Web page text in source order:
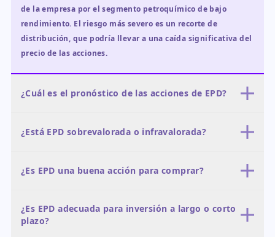
de la empresa por el segmento petroquímico de bajo
rendimiento. El riesgo más severo es un recorte de
distribución, que podría llevar a una caída significativa del
precio de las acciones.
¿Cuál es el pronóstico de las acciones de EPD?
escenario base (probabilidad del 50%) ve la acción alcanzar
escenario alcista (probabilidad del 30%) apunta a $46, una
ganancia del 20.9%, mientras que el escenario bajista
menos. El escenario más probable es una apreciación
gradual impulsada por flujos de efectivo estables y un alto
¿Está EPD sobrevalorada o infravalorada?
infravalorada. Su relación P/E de 12.05x está por debajo del
razonable para el sector midstream. El rendimiento de
dividendos del 6.67% es más alto que el de muchos pares,
¿Es EPD una buena acción para comprar?
ingresos que buscan un alto rendimiento del 6.67% con un
modelo de negocio estable. La acción cotiza a un P/E de
¿Es EPD adecuada para inversión a largo o corto
plazo?